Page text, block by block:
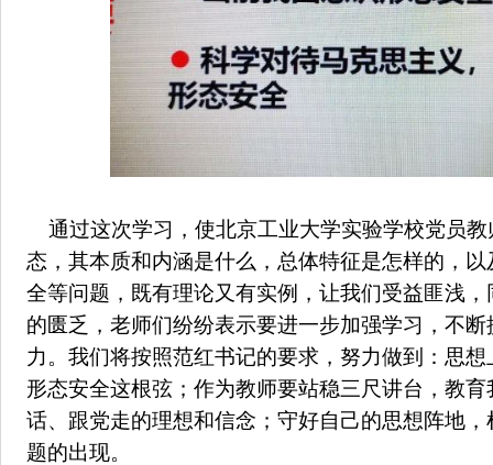
通过这次学习，使北京工业大学实验学校党员
态，其本质和内涵是什么，总体特征是怎样的，
全等问题，既有理论又有实例，让我们受益匪浅
的匮乏，老师们纷纷表示要进一步加强学习，不
力。我们将按照范红书记的要求，努力做到：思
形态安全这根弦；作为教师要站稳三尺讲台，教
话、跟党走的理想和信念；守好自己的思想阵地
题的出现。